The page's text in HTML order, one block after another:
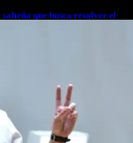
que busca resolver el